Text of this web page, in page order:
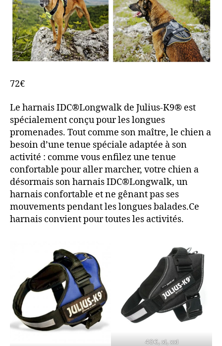
72€
Le harnais IDC®Longwalk de Julius-K9® est
spécialement conçu pour les longues
promenades. Tout comme son maître, le chien a
besoin d’une tenue spéciale adaptée à son
activité : comme vous enfilez une tenue
confortable pour aller marcher, votre chien a
désormais son harnais IDC®Longwalk, un
harnais confortable et ne gênant pas ses
mouvements pendant les longues balades.Ce
harnais convient pour toutes les activités.
40€, xl, xxl